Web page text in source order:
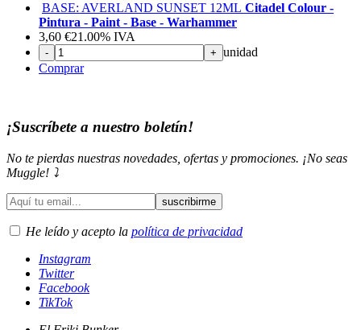
BASE: AVERLAND SUNSET 12ML Citadel Colour -
Pintura - Paint - Base - Warhammer
3,60 €21.00% IVA
- + unidad
Comprar
¡Suscríbete a nuestro boletín!
No te pierdas nuestras novedades, ofertas y promociones. ¡No seas
Muggle! ⤵️
He leído y acepto la política de privacidad
Instagram
Twitter
Facebook
TikTok